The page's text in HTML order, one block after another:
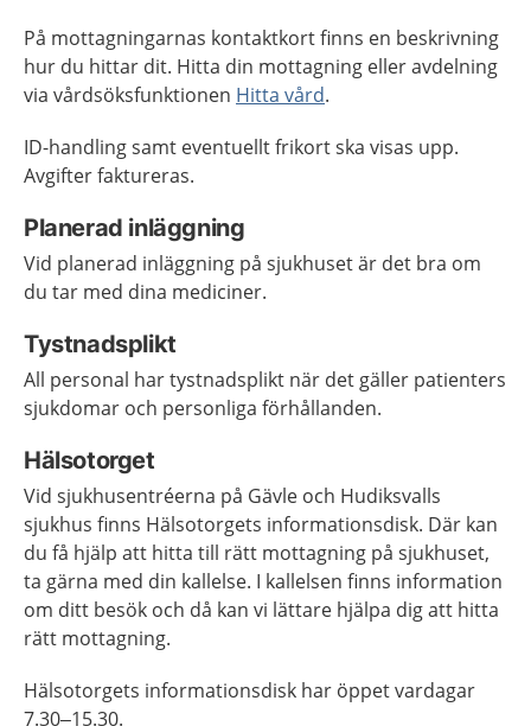
På mottagningarnas kontaktkort finns en beskrivning
hur du hittar dit. Hitta din mottagning eller avdelning
via vårdsöksfunktionen Hitta vård.
ID-handling samt eventuellt frikort ska visas upp.
Avgifter faktureras.
Planerad inläggning
Vid planerad inläggning på sjukhuset är det bra om
du tar med dina mediciner.
Tystnadsplikt
All personal har tystnadsplikt när det gäller patienters
sjukdomar och personliga förhållanden.
Hälsotorget
Vid sjukhusentréerna på Gävle och Hudiksvalls
sjukhus finns Hälsotorgets informationsdisk. Där kan
du få hjälp att hitta till rätt mottagning på sjukhuset,
ta gärna med din kallelse. I kallelsen finns information
om ditt besök och då kan vi lättare hjälpa dig att hitta
rätt mottagning.
Hälsotorgets informationsdisk har öppet vardagar
7.30–15.30.